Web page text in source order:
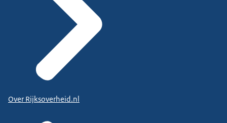
Over Rijksoverheid.nl